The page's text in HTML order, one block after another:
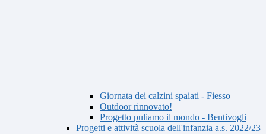
Giornata dei calzini spaiati - Fiesso
Outdoor rinnovato!
Progetto puliamo il mondo - Bentivogli
Progetti e attività scuola dell'infanzia a.s. 2022/23